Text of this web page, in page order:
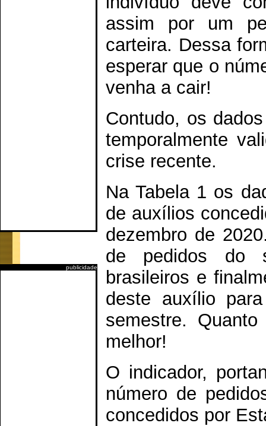
publicidade
assim por um
carteira. Dessa
esperar que o
venha a cair!
Contudo, os
temporalmente
crise recente.
Na Tabela 1 os
de auxílios
dezembro de
de pedidos do
brasileiros e
deste auxílio
semestre.
melhor!
O indicador,
número de
concedidos por